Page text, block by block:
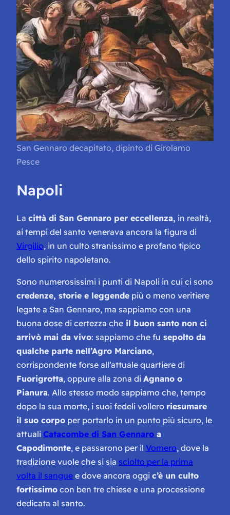
San Gennaro decapitato, dipinto di Girolamo
Pesce
Napoli
La città di San Gennaro per eccellenza, in realtà,
ai tempi del santo venerava ancora la figura di
Virgilio, in un culto stranissimo e profano tipico
dello spirito napoletano.
Sono numerosissimi i punti di Napoli in cui ci sono
credenze, storie e leggende più o meno veritiere
legate a San Gennaro, ma sappiamo con una
buona dose di certezza che il buon santo non ci
arrivò mai da vivo: sappiamo che fu sepolto da
qualche parte nell’Agro Marciano,
corrispondente forse all’attuale quartiere di
Fuorigrotta, oppure alla zona di Agnano o
Pianura. Allo stesso modo sappiamo che, tempo
dopo la sua morte, i suoi fedeli vollero riesumare
il suo corpo per portarlo in un punto più sicuro, le
attuali Catacombe di San Gennaro a
Capodimonte, e passarono per il Vomero, dove la
tradizione vuole che si sia sciolto per la prima
volta il sangue e dove ancora oggi c’è un culto
fortissimo con ben tre chiese e una processione
dedicata al santo.